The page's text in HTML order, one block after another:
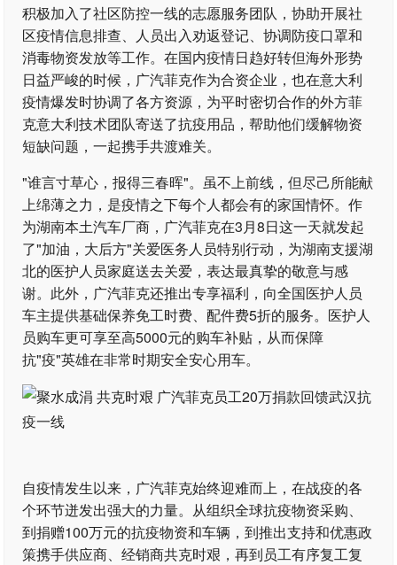
积极加入了社区防控一线的志愿服务团队，协助开展社
区疫情信息排查、人员出入劝返登记、协调防疫口罩和
消毒物资发放等工作。在国内疫情日趋好转但海外形势
日益严峻的时候，广汽菲克作为合资企业，也在意大利
疫情爆发时协调了各方资源，为平时密切合作的外方菲
克意大利技术团队寄送了抗疫用品，帮助他们缓解物资
短缺问题，一起携手共渡难关。
"谁言寸草心，报得三春晖"。虽不上前线，但尽己所能献
上绵薄之力，是疫情之下每个人都会有的家国情怀。作
为湖南本土汽车厂商，广汽菲克在3月8日这一天就发起
了"加油，大后方"关爱医务人员特别行动，为湖南支援湖
北的医护人员家庭送去关爱，表达最真挚的敬意与感
谢。此外，广汽菲克还推出专享福利，向全国医护人员
车主提供基础保养免工时费、配件费5折的服务。医护人
员购车更可享至高5000元的购车补贴，从而保障
抗"疫"英雄在非常时期安全安心用车。
自疫情发生以来，广汽菲克始终迎难而上，在战疫的各
个环节迸发出强大的力量。从组织全球抗疫物资采购、
到捐赠100万元的抗疫物资和车辆，到推出支持和优惠政
策携手供应商、经销商共克时艰，再到员工有序复工复